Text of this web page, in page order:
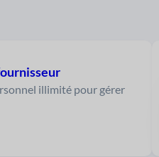
illimité pour gérer